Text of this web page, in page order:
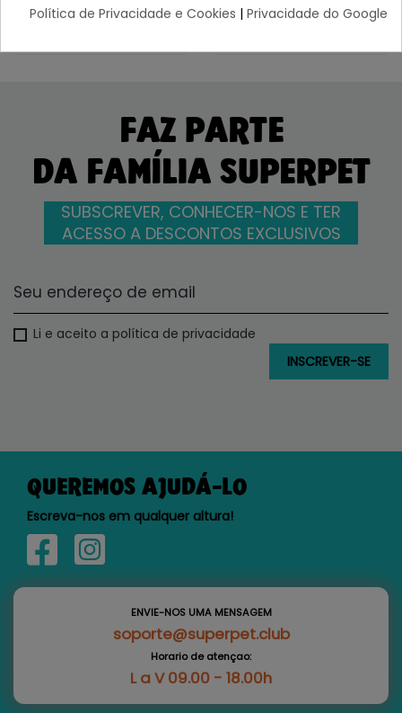
FAZ PARTE
DA FAMÍLIA SUPERPET
SUBSCREVER, CONHECER-NOS E TER
ACESSO A DESCONTOS EXCLUSIVOS
Li e aceito a política de privacidade
QUEREMOS AJUDÁ-LO
Escreva-nos em qualquer altura!
ENVIE-NOS UMA MENSAGEM
soporte@superpet.club
Horario de atençao:
L a V 09.00 - 18.00h
Política de Privacidade e Cookies | Privacidade do Google